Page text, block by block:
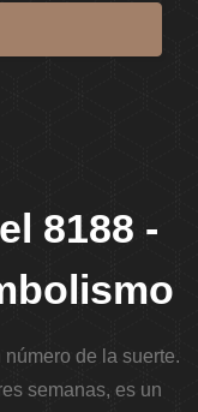
8188 -
de la suerte.
semanas, es un